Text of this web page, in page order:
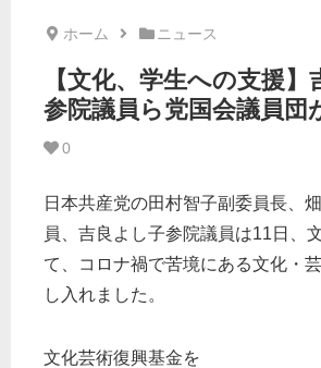
ホーム ニュース
【文化、学生への支援
参院議員ら党国会議員団
0
日本共産党の田村智子副委員長、
員、吉良よし子参院議員は11日、
て、コロナ禍で苦境にある文化・
し入れました。
文化芸術復興基金を